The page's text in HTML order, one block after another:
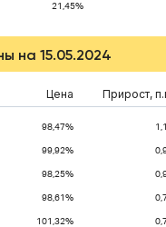
21,45%
на 15.05.2024
Цена Прирост,
98,47%
99,92%
98,25%
98,61%
101,32%